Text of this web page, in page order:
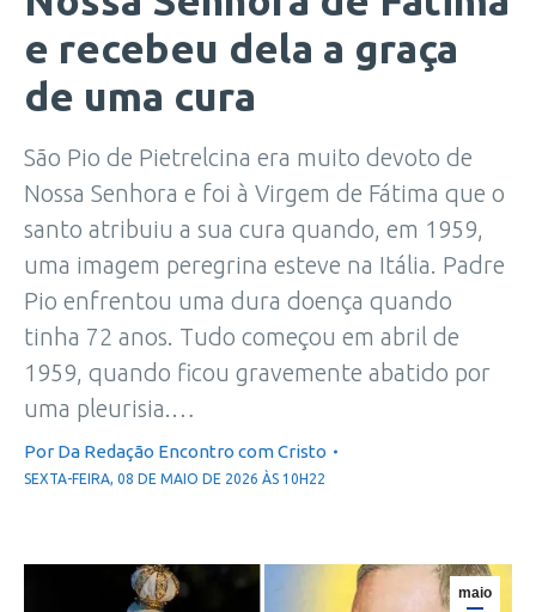
e recebeu dela a graça
de uma cura
São Pio de Pietrelcina era muito devoto de
Nossa Senhora e foi à Virgem de Fátima que o
santo atribuiu a sua cura quando, em 1959,
uma imagem peregrina esteve na Itália. Padre
Pio enfrentou uma dura doença quando
tinha 72 anos. Tudo começou em abril de
1959, quando ficou gravemente abatido por
uma pleurisia.…
Por Da Redação Encontro com Cristo
SEXTA-FEIRA, 08 DE MAIO DE 2026 ÀS 10H22
maio